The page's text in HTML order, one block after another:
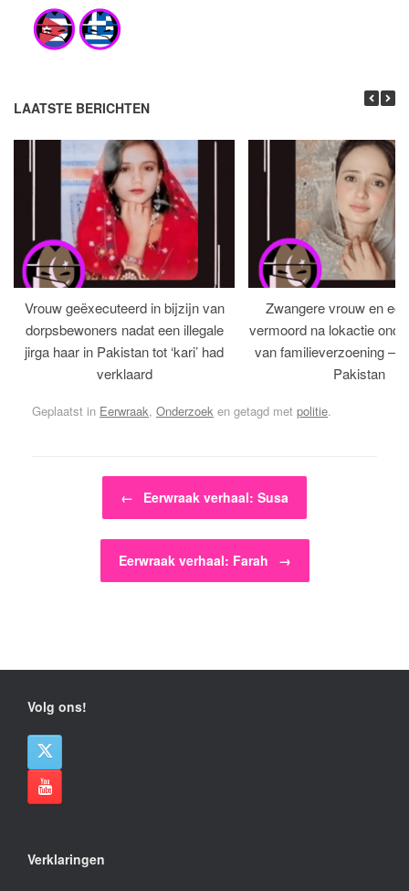
LAATSTE BERICHTEN
Vrouw geëxecuteerd in bijzijn van
dorpsbewoners nadat een illegale
jirga haar in Pakistan tot ‘kari’ had
verklaard
Zwangere vrouw en
vermoord na lokactie
van familieverzoening –
Pakistan
Geplaatst in Eerwraak, Onderzoek en getagd met politie.
Bericht navigatie
← Eerwraak verhaal: Susa
Eerwraak verhaal: Farah →
Volg ons!
Verklaringen